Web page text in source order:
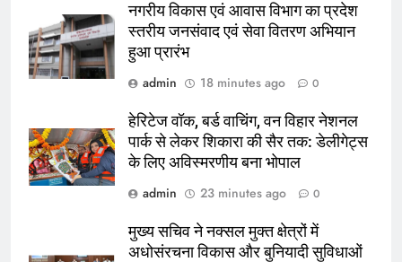
नगरीय विकास एवं आवास विभाग का प्रदेश
स्तरीय जनसंवाद एवं सेवा वितरण अभियान
हुआ प्रारंभ
admin
18 minutes ago 0
हेरिटेज वॉक, बर्ड वाचिंग, वन विहार नेशनल
पार्क से लेकर शिकारा की सैर तक: डेलीगेट्स
के लिए अविस्मरणीय बना भोपाल
admin
23 minutes ago 0
मुख्य सचिव ने नक्सल मुक्त क्षेत्रों में
अधोसंरचना विकास और बुनियादी सुविधाओं